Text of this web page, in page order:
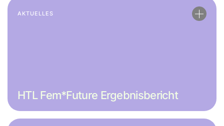
AKTUELLES
HTL Fem*Future Ergebnisbericht